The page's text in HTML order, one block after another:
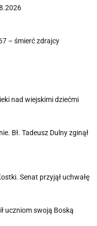
– śmierć zdrajcy
nad wiejskimi dziećmi
Bł. Tadeusz Dulny zginął
Senat przyjął uchwałę
uczniom swoją Boską